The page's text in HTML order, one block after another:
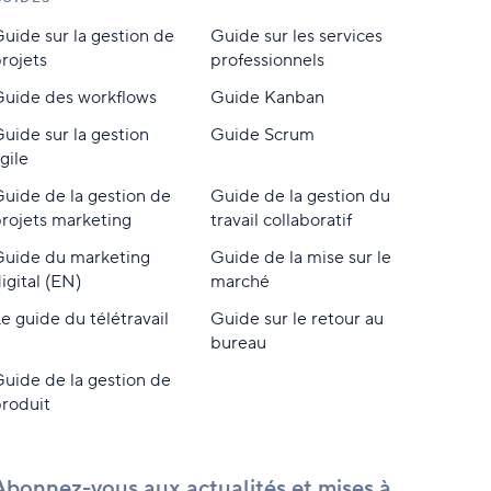
sur la gestion de
Guide sur les services
professionnels
des workflows
Guide Kanban
sur la gestion
Guide Scrum
de la gestion de
marketing
Guide de la gestion du
travail collaboratif
du marketing
(EN)
Guide de la mise sur le
marché
guide du télétravail
Guide sur le retour au
bureau
de la gestion de